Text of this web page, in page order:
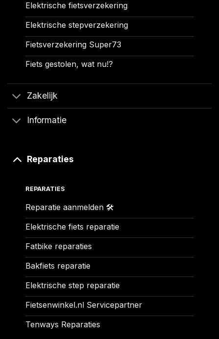
Elektrische fietsverzekering
Elektrische stepverzekering
Fietsverzekering Super73
Fiets gestolen, wat nu!?
Zakelijk
Informatie
Reparaties
REPARATIES
Reparatie aanmelden 🛠️
Elektrische fiets reparatie
Fatbike reparaties
Bakfiets reparatie
Elektrische step reparatie
Fietsenwinkel.nl Servicepartner
Tenways Reparaties